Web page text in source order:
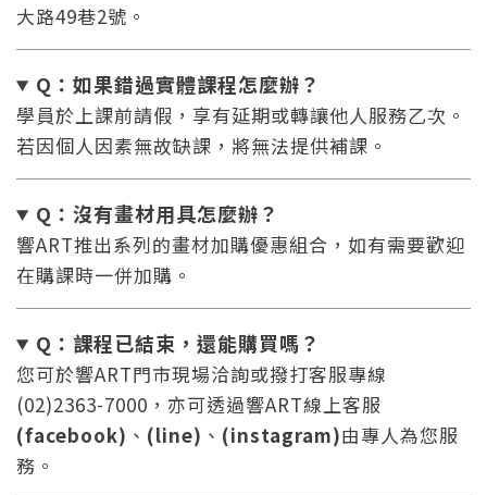
您將收到一封Email，請依照信件中的指示重新登
入。
系統偵測到您的帳號重複登入，
點擊下方「確定」將前一位使用者強制登出。
確定
大路49巷2號。
Q：如果錯過實體課程怎麼辦？
學員於上課前請假，享有延期或轉讓他人服務乙次。
若因個人因素無故缺課，將無法提供補課。
Q：沒有畫材用具怎麼辦？
響ART推出系列的畫材加購優惠組合，如有需要歡迎
在購課時一併加購。
Q：課程已結束，還能購買嗎？
您可於響ART門市現場洽詢或撥打客服專線
(02)2363-7000，亦可透過響ART線上客服
(facebook) 、 (line) 、 (instagram)由專人為您服
務。